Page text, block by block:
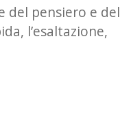
del pensiero e del
l’esaltazione,